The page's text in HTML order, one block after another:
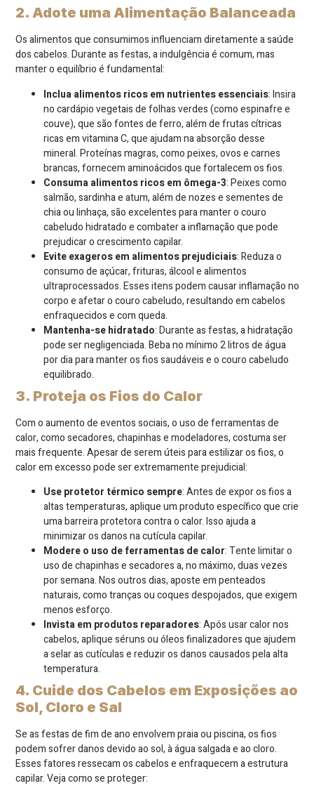
2. Adote uma Alimentação Balanceada
Os alimentos que consumimos influenciam diretamente a saúde
dos cabelos. Durante as festas, a indulgência é comum, mas
manter o equilíbrio é fundamental:
Inclua alimentos ricos em nutrientes essenciais: Insira
no cardápio vegetais de folhas verdes (como espinafre e
couve), que são fontes de ferro, além de frutas cítricas
ricas em vitamina C, que ajudam na absorção desse
mineral. Proteínas magras, como peixes, ovos e carnes
brancas, fornecem aminoácidos que fortalecem os fios.
Consuma alimentos ricos em ômega-3: Peixes como
salmão, sardinha e atum, além de nozes e sementes de
chia ou linhaça, são excelentes para manter o couro
cabeludo hidratado e combater a inflamação que pode
prejudicar o crescimento capilar.
Evite exageros em alimentos prejudiciais: Reduza o
consumo de açúcar, frituras, álcool e alimentos
ultraprocessados. Esses itens podem causar inflamação no
corpo e afetar o couro cabeludo, resultando em cabelos
enfraquecidos e com queda.
Mantenha-se hidratado: Durante as festas, a hidratação
pode ser negligenciada. Beba no mínimo 2 litros de água
por dia para manter os fios saudáveis e o couro cabeludo
equilibrado.
3. Proteja os Fios do Calor
Com o aumento de eventos sociais, o uso de ferramentas de
calor, como secadores, chapinhas e modeladores, costuma ser
mais frequente. Apesar de serem úteis para estilizar os fios, o
calor em excesso pode ser extremamente prejudicial:
Use protetor térmico sempre: Antes de expor os fios a
altas temperaturas, aplique um produto específico que crie
uma barreira protetora contra o calor. Isso ajuda a
minimizar os danos na cutícula capilar.
Modere o uso de ferramentas de calor: Tente limitar o
uso de chapinhas e secadores a, no máximo, duas vezes
por semana. Nos outros dias, aposte em penteados
naturais, como tranças ou coques despojados, que exigem
menos esforço.
Invista em produtos reparadores: Após usar calor nos
cabelos, aplique séruns ou óleos finalizadores que ajudem
a selar as cutículas e reduzir os danos causados pela alta
temperatura.
4. Cuide dos Cabelos em Exposições ao
Sol, Cloro e Sal
Se as festas de fim de ano envolvem praia ou piscina, os fios
podem sofrer danos devido ao sol, à água salgada e ao cloro.
Esses fatores ressecam os cabelos e enfraquecem a estrutura
capilar. Veja como se proteger: